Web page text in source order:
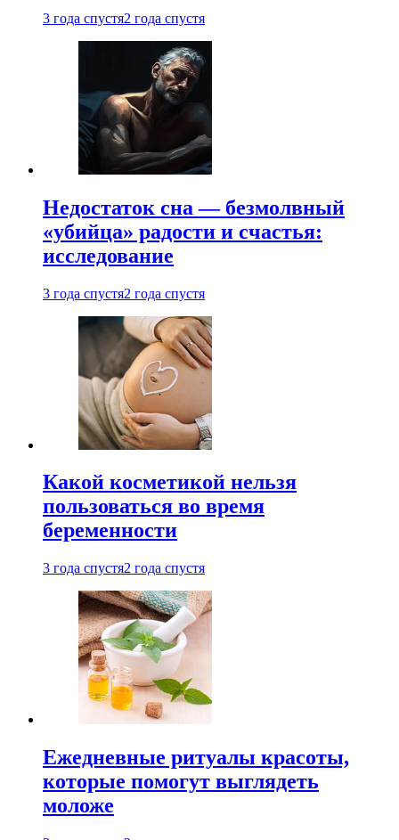
3 года спустя2 года спустя
Недостаток сна — безмолвный
«убийца» радости и счастья:
исследование
3 года спустя2 года спустя
Какой косметикой нельзя
пользоваться во время
беременности
3 года спустя2 года спустя
Ежедневные ритуалы красоты,
которые помогут выглядеть
моложе